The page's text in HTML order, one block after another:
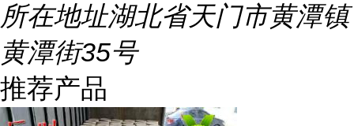
所在地址湖北省天门市黄潭镇
黄潭街35号
推荐产品